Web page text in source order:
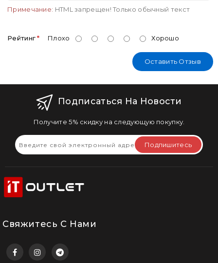
Примечание: HTML запрещен! Только обычный текст
Рейтинг Плохо Хорошо
Оставить Отзыв
Подписаться На Новости
Получите 5% скидку на следующую покупку.
Подпишитесь
Свяжитесь С Нами